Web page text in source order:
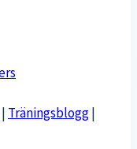
| Träningsblogg|